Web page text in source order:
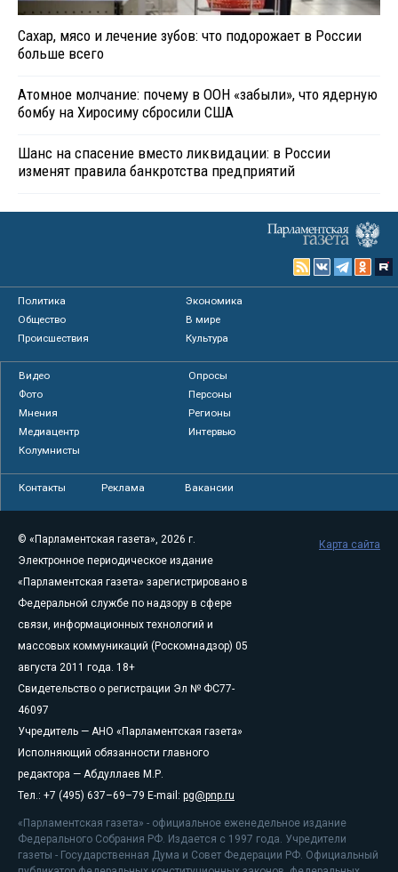
Сахар, мясо и лечение зубов: что подорожает в России
больше всего
Атомное молчание: почему в ООН «забыли», что ядерную
бомбу на Хиросиму сбросили США
Шанс на спасение вместо ликвидации: в России
изменят правила банкротства предприятий
Политика
Экономика
Общество
В мире
Происшествия
Культура
Видео
Опросы
Фото
Персоны
Мнения
Регионы
Медиацентр
Интервью
Колумнисты
Контакты Реклама Вакансии
© «Парламентская газета», 2026 г.
Электронное периодическое издание
«Парламентская газета» зарегистрировано в
Федеральной службе по надзору в сфере
связи, информационных технологий и
массовых коммуникаций (Роскомнадзор) 05
августа 2011 года. 18+
Свидетельство о регистрации Эл № ФС77-
46097
Учредитель — АНО «Парламентская газета»
Исполняющий обязанности главного
редактора — Абдуллаев М.Р.
Тел.: +7 (495) 637–69–79 E-mail: pg@pnp.ru
«Парламентская газета» - официальное еженедельное издание
Федерального Собрания РФ. Издается с 1997 года. Учредители
газеты - Государственная Дума и Совет Федерации РФ. Официальный
Карта сайта